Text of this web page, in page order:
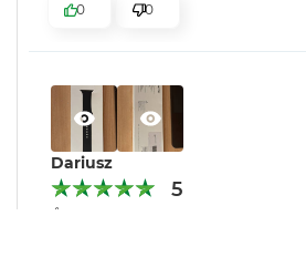
ś
M
a
c
B
o
0
0
Dariusz
5
👍️ Oryginał, więc jakość jak to